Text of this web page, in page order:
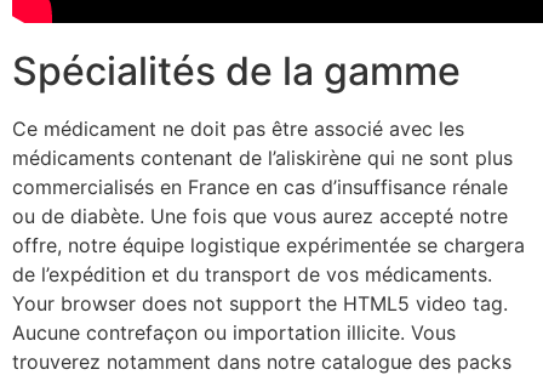
Spécialités de la gamme
Ce médicament ne doit pas être associé avec les
médicaments contenant de l’aliskirène qui ne sont plus
commercialisés en France en cas d’insuffisance rénale
ou de diabète. Une fois que vous aurez accepté notre
offre, notre équipe logistique expérimentée se chargera
de l’expédition et du transport de vos médicaments.
Your browser does not support the HTML5 video tag.
Aucune contrefaçon ou importation illicite. Vous
trouverez notamment dans notre catalogue des packs